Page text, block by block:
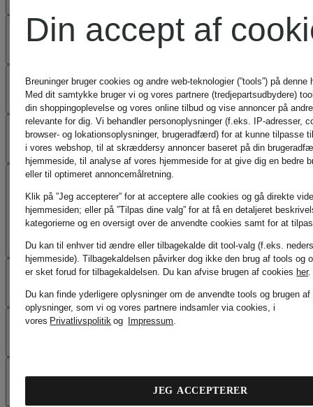
HJÆLP OG
OFTE STILLEDE
SPØRGSMÅL
TJENESTER
FORSENDELSE
VORES FORDELE
OM BREUNINGER
Din accept af
Breuninger bruger cookies og andre web-teknologier (”tools”) på denne
Med dit samtykke bruger vi og vores partnere (tredjepartsudbydere)
din shoppingoplevelse og vores online tilbud og vise annoncer på
relevante for dig. Vi behandler personoplysninger (f.eks. IP-adresser,
browser- og lokationsoplysninger, brugeradfærd) for at kunne tilpasse
i vores webshop, til at skræddersy annoncer baseret på din
hjemmeside, til analyse af vores hjemmeside for at give dig en bedre
eller til optimeret annoncemålretning.
Klik på ”Jeg accepterer” for at acceptere alle cookies og gå direkte
hjemmesiden; eller på ”Tilpas dine valg” for at få en detaljeret
kategorierne og en oversigt over de anvendte cookies samt for at
Du kan til enhver tid ændre eller tilbagekalde dit tool-valg (f.eks.
hjemmeside). Tilbagekaldelsen påvirker dog ikke den brug af tools og
er sket forud for tilbagekaldelsen. Du kan afvise brugen af cookies her.
Du kan finde yderligere oplysninger om de anvendte tools og brugen af
oplysninger, som vi og vores partnere indsamler via cookies, i
vores Privatlivspolitik og Impressum.
JEG ACCEPTERER